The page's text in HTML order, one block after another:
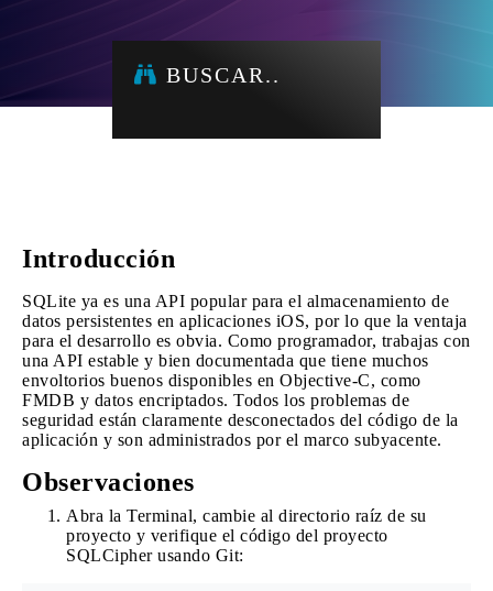
BUSCAR..
Introducción
SQLite ya es una API popular para el almacenamiento de
datos persistentes en aplicaciones iOS, por lo que la ventaja
para el desarrollo es obvia. Como programador, trabajas con
una API estable y bien documentada que tiene muchos
envoltorios buenos disponibles en Objective-C, como
FMDB y datos encriptados. Todos los problemas de
seguridad están claramente desconectados del código de la
aplicación y son administrados por el marco subyacente.
Observaciones
Abra la Terminal, cambie al directorio raíz de su
proyecto y verifique el código del proyecto
SQLCipher usando Git: